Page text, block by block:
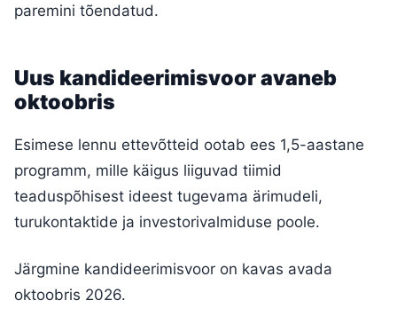
paremini tõendatud.
Uus kandideerimisvoor avaneb
oktoobris
Esimese lennu ettevõtteid ootab ees 1,5-aastane
programm, mille käigus liiguvad tiimid
teaduspõhisest ideest tugevama ärimudeli,
turukontaktide ja investorivalmiduse poole.
Järgmine kandideerimisvoor on kavas avada
oktoobris 2026.